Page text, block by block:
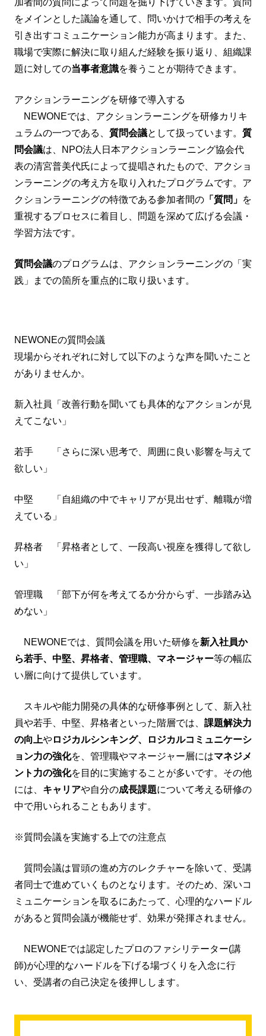
をメインとした議論を通して、問いかけで相手の考えを
引き出すコミュニケーション能力が高まります。また、
職場で実際に解決に取り組んだ経験を振り返り、組織課
題に対しての当事者意識を養うことが期待できます。
アクションラーニングを研修で導入する
NEWONEでは、アクションラーニングを研修カリキ
ュラムの一つである、 質問会議として扱っています。 質
問会議は、NPO法人日本アクションラーニング協会代
表の清宮普美代氏によって提唱されたもので、アクショ
ンラーニングの考え方を取り入れたプログラムです。ア
クションラーニングの特徴である参加者間の 「質問」 を
重視するプロセスに着目し、問題を深めて広げる会議・
学習方法です。
質問会議のプログラムは、アクションラーニングの「実
践」までの箇所を重点的に取り扱います。
NEWONEの質問会議
現場からそれぞれに対して以下のような声を聞いたこと
がありませんか。
新入社員「改善行動を聞いても具体的なアクションが見
えてこない」
若手 「さらに深い思考で、周囲に良い影響を与えて
欲しい」
中堅 「自組織の中でキャリアが見出せず、離職が増
えている」
昇格者 「昇格者として、一段高い視座を獲得して欲し
い」
管理職 「部下が何を考えてるか分からず、一歩踏み込
めない」
NEWONEでは、質問会議を用いた研修を新入社員か
ら若手、中堅、昇格者、管理職、マネージャー等の幅広
い層に向けて提供しています。
スキルや能力開発の具体的な研修事例として、新入社
員や若手、中堅、昇格者といった階層では、 課題解決力
の向上やロジカルシンキング、ロジカルコミュニケーシ
ョン力の強化を、管理職やマネージャー層にはマネジメ
ント力の強化を目的に実施することが多いです。その他
には、 キャリアや自分の成長課題について考える研修の
中で用いられることもあります。
※質問会議を実施する上での注意点
質問会議は冒頭の進め方のレクチャーを除いて、受講
者同士で進めていくものとなります。そのため、深いコ
ミュニケーションを取るにあたって、心理的なハードル
があると質問会議が機能せず、効果が発揮されません。
NEWONEでは認定したプロのファシリテーター(講
師)が心理的なハードルを下げる場づくりを入念に行
い、受講者の自己決定を後押しします。